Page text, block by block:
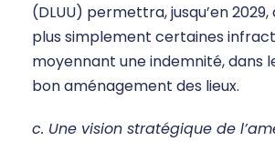
(DLUU) permettra, jusqu’en
plus simplement certaines
moyennant une indemnité, dans
bon aménagement des lieux.
c. Une vision stratégique de